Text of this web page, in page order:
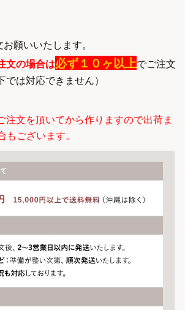
願いいたします。
文の場合は必ず１０ヶ以上でご注文
は対応できません）
注文を頂いてから作りますので出荷ま
もございます。